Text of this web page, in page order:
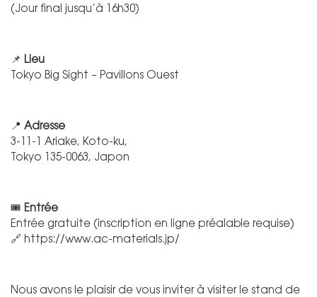
(Jour final jusqu’à 16h30)
📌 Lieu
Tokyo Big Sight – Pavillons Ouest
📍 Adresse
3-11-1 Ariake, Koto-ku,
Tokyo 135-0063, Japon
🎟 Entrée
Entrée gratuite (inscription en ligne préalable requise)
🔗 https://www.ac-materials.jp/
Nous avons le plaisir de vous inviter à visiter le stand de